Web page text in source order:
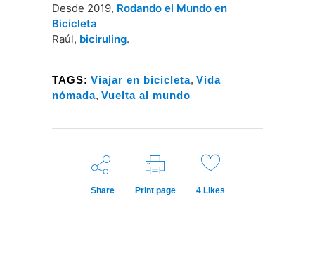
Desde 2019, Rodando el Mundo en
Bicicleta
Raúl, biciruling.
TAGS: Viajar en bicicleta, Vida
nómada, Vuelta al mundo
Share Print page 4Likes